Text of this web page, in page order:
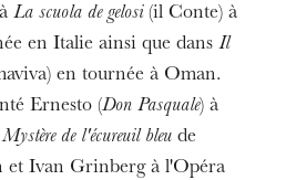
àLa scuola de gelosi (il Conte) à
en Italie ainsi que dansIl
en tournée à Oman.
Ernesto (Don Pasquale) à
de l'écureuil bleu de
Ivan Grinberg à l'Opéra